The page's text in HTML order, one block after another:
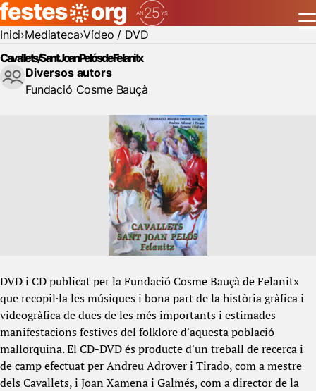
Inici Mediateca Vídeo / DVD
Cavallets/Sant Joan Pelós de Felanitx
Diversos autors
Fundació Cosme Bauçà
DVD i CD publicat per la Fundació Cosme Bauçà de Felanitx
que recopil·la les músiques i bona part de la història gràfica i
videogràfica de dues de les més importants i estimades
manifestacions festives del folklore d'aquesta població
mallorquina. El CD-DVD és producte d'un treball de recerca i
de camp efectuat per Andreu Adrover i Tirado, com a mestre
dels Cavallets, i Joan Xamena i Galmés, com a director de la